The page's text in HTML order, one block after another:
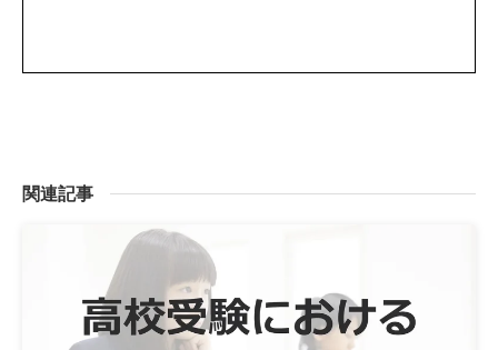
関連記事